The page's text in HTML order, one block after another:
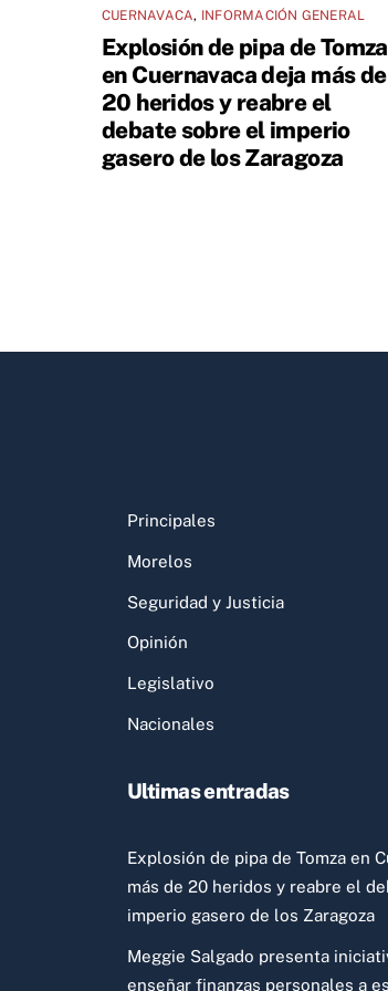
CUERNAVACA, INFORMACIÓN GENERAL
Explosión de pipa de Tomza
en Cuernavaca deja más de
20 heridos y reabre el
debate sobre el imperio
gasero de los Zaragoza
Principales
Morelos
Seguridad y Justicia
Opinión
Legislativo
Nacionales
Ultimas entradas
Explosión de pipa de Tomza en
más de 20 heridos y reabre el
imperio gasero de los Zaragoza
Meggie Salgado presenta
enseñar finanzas personales a